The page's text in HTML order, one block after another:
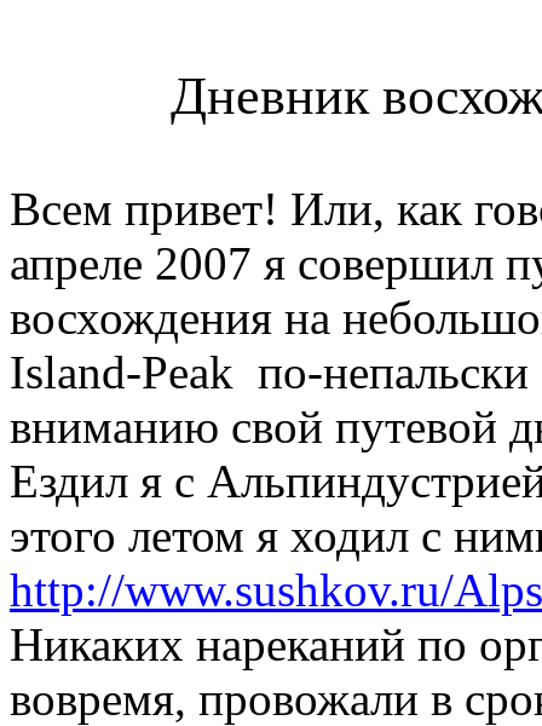
Дневник
Всем привет! Или, как
апреле 2007 я совершил
восхождения на
Island-Peak по-
вниманию свой путевой
Ездил я с
этого летом я ходил с
http://www.sushkov.ru/
Никаких нареканий по
вовремя, провожали в